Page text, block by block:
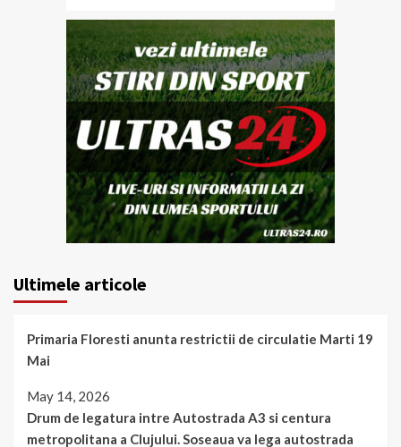
Ultimele articole
Primaria Floresti anunta restrictii de circulatie Marti 19
Mai
May 14, 2026
Drum de legatura intre Autostrada A3 si centura
metropolitana a Clujului. Soseaua va lega autostrada